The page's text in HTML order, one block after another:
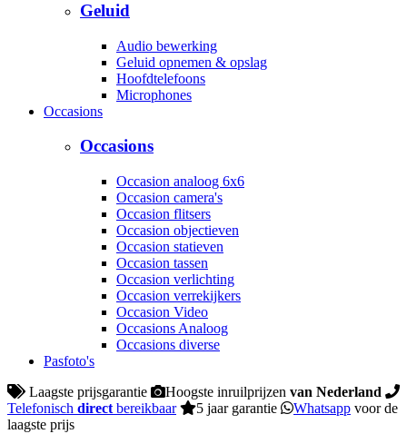
Geluid
Audio bewerking
Geluid opnemen & opslag
Hoofdtelefoons
Microphones
Occasions
Occasions
Occasion analoog 6x6
Occasion camera's
Occasion flitsers
Occasion objectieven
Occasion statieven
Occasion tassen
Occasion verlichting
Occasion verrekijkers
Occasion Video
Occasions Analoog
Occasions diverse
Pasfoto's
Laagste prijsgarantie
Hoogste inruilprijzen van Nederland
Telefonisch direct bereikbaar 5 jaar garantie Whatsapp voor de
laagste prijs